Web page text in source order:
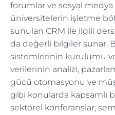
forumlar ve sosyal medya
üniversitelerin işletme
sunulan CRM ile ilgili
da değerli bilgiler sunar.
sistemlerinin kurulumu
verilerinin analizi,
gücü otomasyonu ve
gibi konularda kapsamlı
sektörel konferanslar,